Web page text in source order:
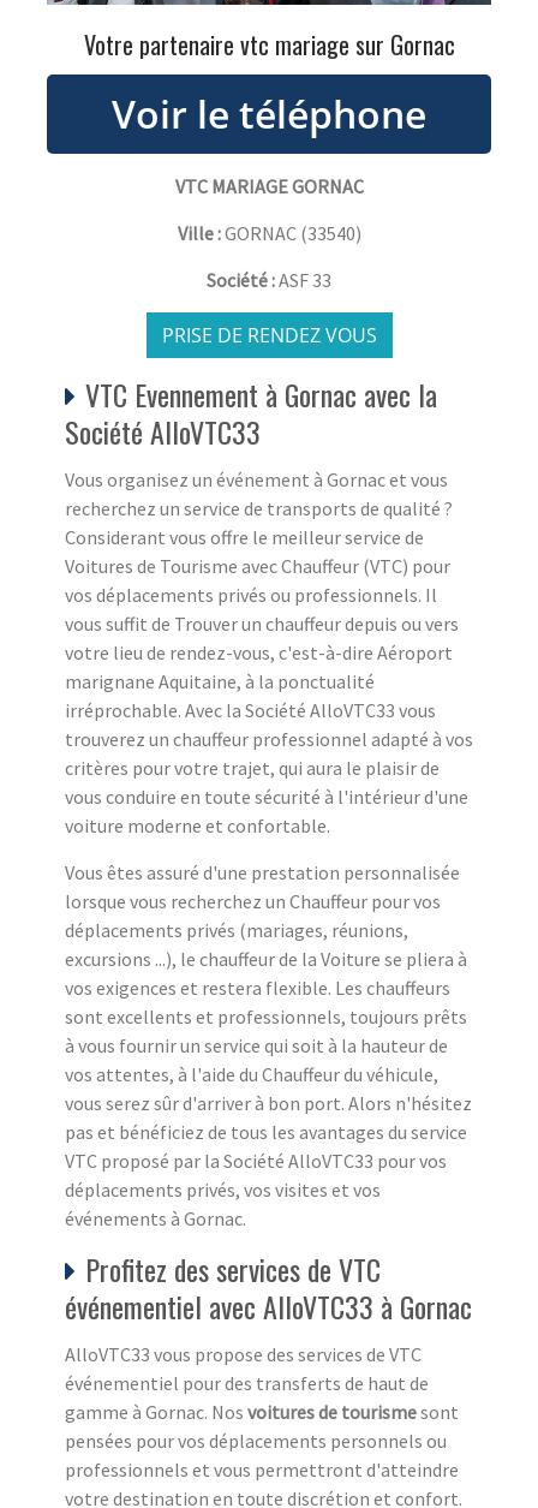
Votre partenaire vtc mariage sur Gornac
VTC MARIAGE GORNAC
Ville :GORNAC(33540)
Société :ASF 33
PRISE DE RENDEZ VOUS
VTC Evennement à Gornac avec la
Société AlloVTC33
Vous organisez un événement à Gornac et vous
recherchez un service de transports de qualité ?
Considerant vous offre le meilleur service de
Voitures de Tourisme avec Chauffeur (VTC) pour
vos déplacements privés ou professionnels. Il
vous suffit de Trouver un chauffeur depuis ou vers
votre lieu de rendez-vous, c'est-à-dire Aéroport
marignane Aquitaine, à la ponctualité
irréprochable. Avec la Société AlloVTC33 vous
trouverez un chauffeur professionnel adapté à vos
critères pour votre trajet, qui aura le plaisir de
vous conduire en toute sécurité à l'intérieur d'une
voiture moderne et confortable.
Vous êtes assuré d'une prestation personnalisée
lorsque vous recherchez un Chauffeur pour vos
déplacements privés (mariages, réunions,
excursions ...), le chauffeur de la Voiture se pliera à
vos exigences et restera flexible. Les chauffeurs
sont excellents et professionnels, toujours prêts
à vous fournir un service qui soit à la hauteur de
vos attentes, à l'aide du Chauffeur du véhicule,
vous serez sûr d'arriver à bon port. Alors n'hésitez
pas et bénéficiez de tous les avantages du service
VTC proposé par la Société AlloVTC33 pour vos
déplacements privés, vos visites et vos
événements à Gornac.
Profitez des services de VTC
événementiel avec AlloVTC33 à Gornac
AlloVTC33 vous propose des services de VTC
événementiel pour des transferts de haut de
gamme à Gornac. Nos voitures de tourismesont
pensées pour vos déplacements personnels ou
professionnels et vous permettront d'atteindre
votre destination en toute discrétion et confort.